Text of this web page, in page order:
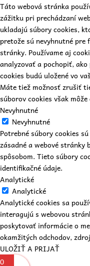
Táto webová stránka
zážitku pri prechádzaní
ukladajú súbory cookies,
pretože sú nevyhnutné pre
stránky. Používame aj
analyzovať a pochopiť,
cookies budú uložené vo
Máte tiež možnosť zrušiť
súborov cookies však
Nevyhnutné
Nevyhnutné
Potrebné súbory cookies
zásadné a webové stránky
spôsobom. Tieto súbory
identifikačné údaje.
Analytické
Analytické
Analytické cookies sa
interagujú s webovou
poskytovať informácie o
okamžitých odchodov,
ULOŽIŤ A PRIJAŤ
0